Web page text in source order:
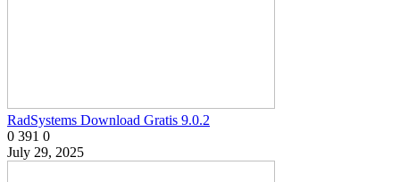
RadSystems Download Gratis 9.0.2
0 391 0
July 29, 2025